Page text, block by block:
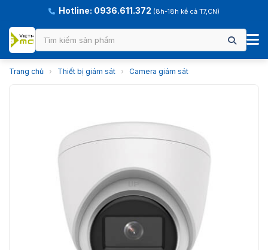
Hotline: 0936.611.372 (8h-18h kể cả T7,CN)
Trang chủ › Thiết bị giám sát › Camera giám sát